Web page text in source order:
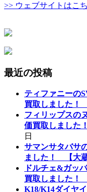
>> ウェブサイトはこ
最近の投稿
ティファニーの
買取しました！
フィリップスの
価買取しました
日
サマンサタバサ
ました！ 【大
ドルチェ&ガッ
買取しました！
K18/K14ダイヤ